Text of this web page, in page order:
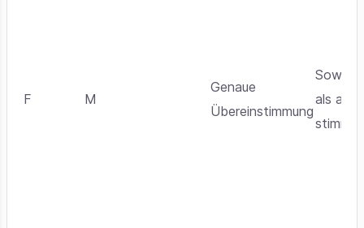
F M
Genaue
Übereinstimmung
Sowohl
als